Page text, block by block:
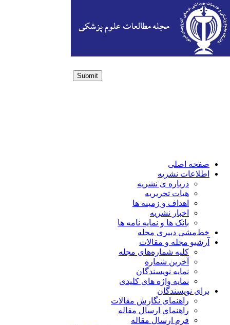
Submit
صفحه اصلی
اطلاعات نشریه
درباره ی نشریه
هیات تحریریه
اهداف و زمینه ها
اخبار نشریه
بانک ها و نمایه نامه ها
خط‌مشی دبیری مجله
آرشیو مجله و مقالات
کلیه شماره‌های مجله
آخرین شماره
نمایه نویسندگان
نمایه واژه های کلیدی
برای نویسندگان
راهنمای نگارش مقالات
راهنمای ارسال مقاله
فرم ارسال مقاله